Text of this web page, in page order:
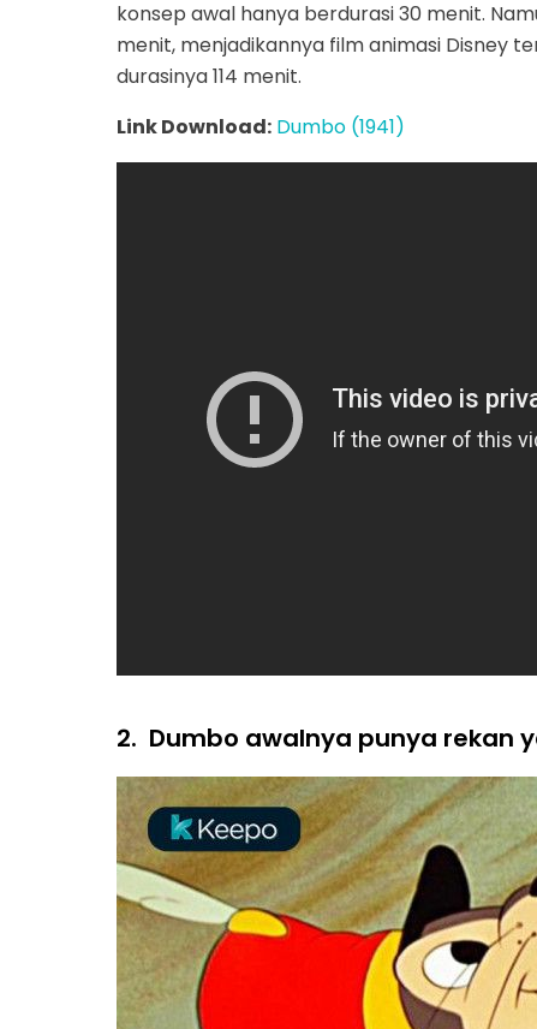
konsep awal hanya berdurasi 30 menit.
menit, menjadikannya film animasi Disney
durasinya 114 menit.
Link Download: Dumbo (1941)
2. Dumbo awalnya punya rekan